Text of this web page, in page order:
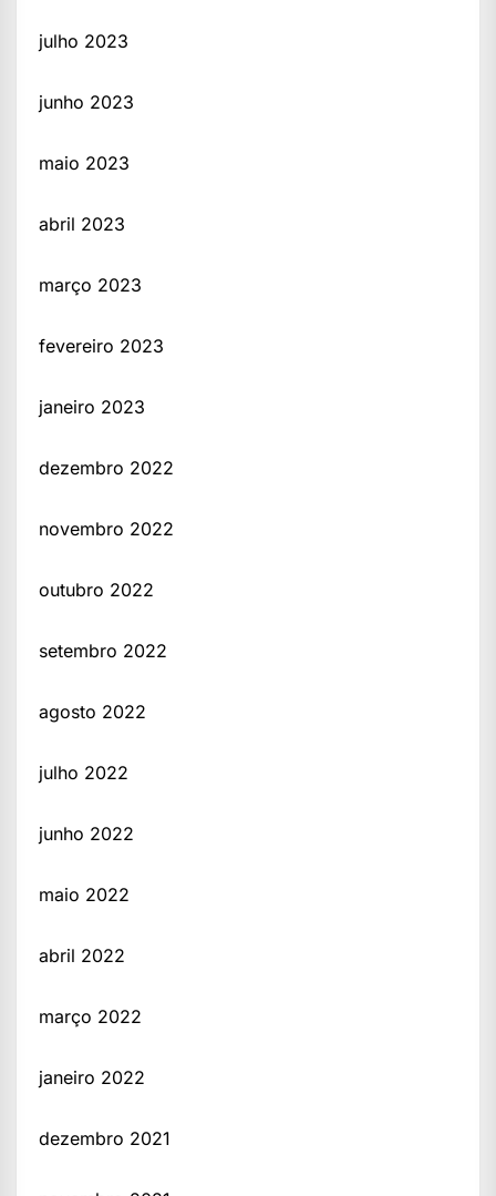
julho 2023
junho 2023
maio 2023
abril 2023
março 2023
fevereiro 2023
janeiro 2023
dezembro 2022
novembro 2022
outubro 2022
setembro 2022
agosto 2022
julho 2022
junho 2022
maio 2022
abril 2022
março 2022
janeiro 2022
dezembro 2021